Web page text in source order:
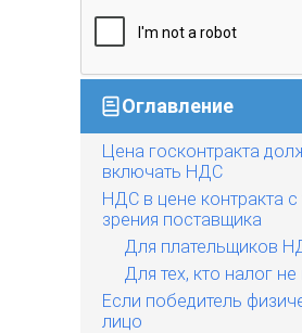
Оглавление
Цена госконтракта
включать НДС
НДС в цене контракта с
зрения поставщика
Для плательщиков
Для тех, кто налог не
Если победитель
лицо